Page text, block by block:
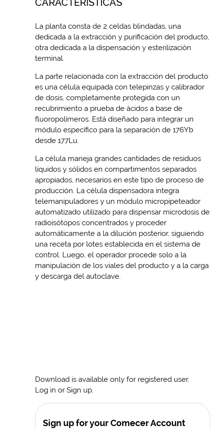
CARACTERÍSTICAS
La planta consta de 2 celdas blindadas, una
dedicada a la extracción y purificación del producto,
otra dedicada a la dispensación y esterilización
terminal.
La parte relacionada con la extracción del producto
es una célula equipada con telepinzas y calibrador
de dosis, completamente protegida con un
recubrimiento a prueba de ácidos a base de
fluoropolímeros. Está diseñado para integrar un
módulo específico para la separación de 176Yb
desde 177Lu.
La célula maneja grandes cantidades de residuos
líquidos y sólidos en compartimentos separados
apropiados, necesarios en este tipo de proceso de
producción. La célula dispensadora integra
telemanipuladores y un módulo micropipeteador
automatizado utilizado para dispensar microdosis de
radioisótopos concentrados y proceder
automáticamente a la dilución posterior, siguiendo
una receta por lotes establecida en el sistema de
control. Luego, el operador procede solo a la
manipulación de los viales del producto y a la carga
y descarga del autoclave.
Download is available only for registered user.
Log in or Sign up.
Sign up for your Comecer Account